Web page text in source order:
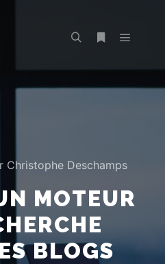
Christophe Deschamps
MOTEUR
BLOGS